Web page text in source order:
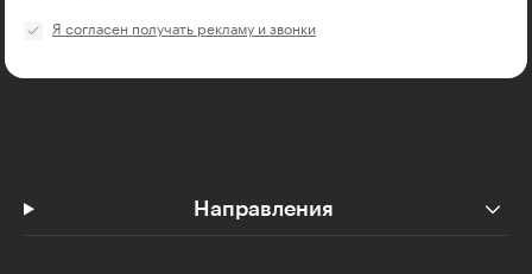
Я согласен получать рекламу и звонки
Направления